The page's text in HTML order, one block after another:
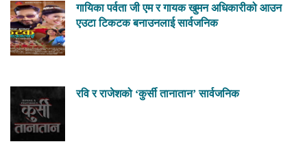
गायिका पर्वता जी एम र गायक खुमन अधिकारीको आउन
एउटा टिकटक बनाउनलाई सार्वजनिक
रवि र राजेशको ‘कुर्सी तानातान’ सार्वजनिक